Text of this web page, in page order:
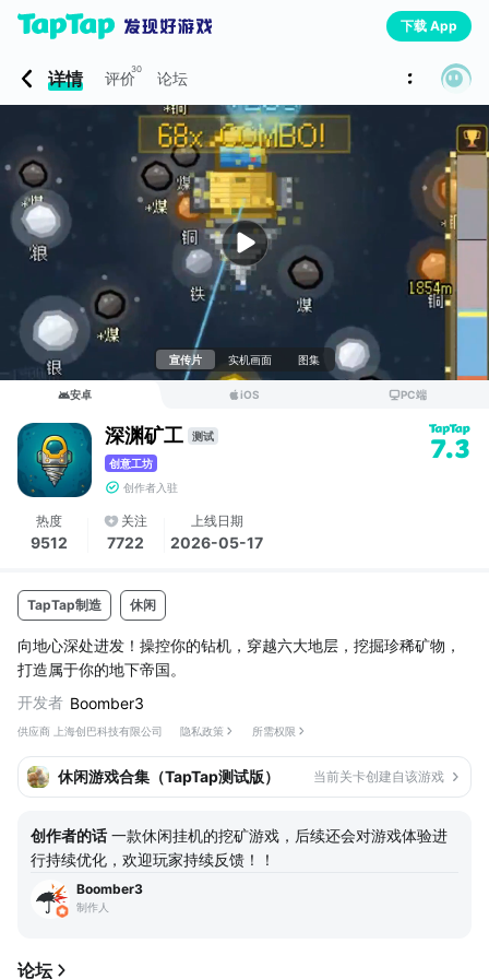
下载 App
详情 评价30 论坛
宣传片 实机画面 图集
安卓 iOS PC端
深渊矿工 测试
创意工坊
7.3
创作者入驻
热度
9512
关注
7722
上线日期
2026-05-17
TapTap制造 休闲
向地心深处进发！操控你的钻机，穿越六大地层，挖掘珍稀矿物，
打造属于你的地下帝国。
开发者 Boomber3
供应商 上海创巴科技有限公司 隐私政策 所需权限
休闲游戏合集（TapTap测试版） 当前关卡创建自该游戏
创作者的话 一款休闲挂机的挖矿游戏，后续还会对游戏体验进
行持续优化，欢迎玩家持续反馈！！
Boomber3
制作人
论坛